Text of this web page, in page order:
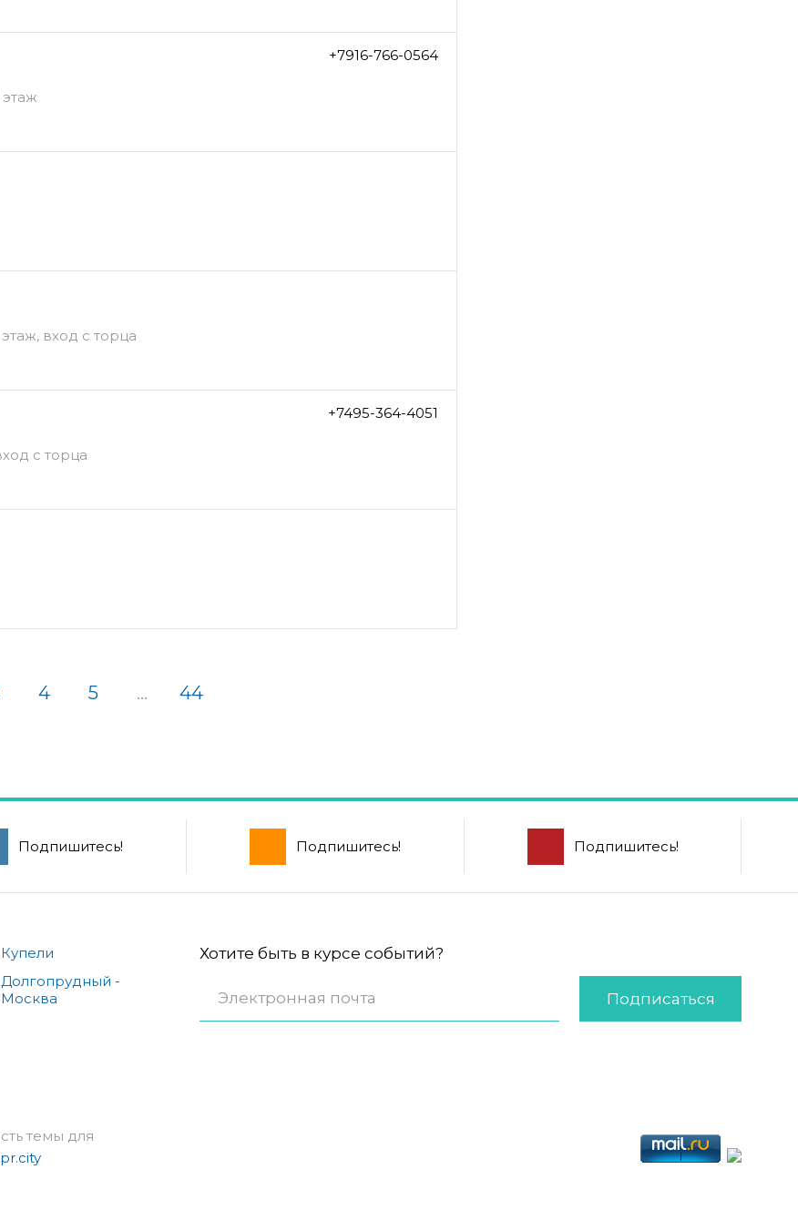
+7916-766-0564
вход с торца
с торца
+7495-364-4051
4 5 ... 44
Подпишитесь! Подпишитесь! Подпишитесь!
Купели
Долгопрудный -
Москва
Хотите быть в курсе событий?
Подписаться
темы для